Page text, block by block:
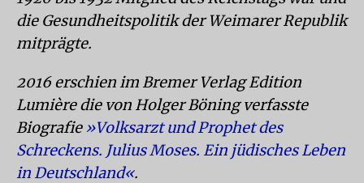
die Gesundheitspolitik der Weimarer Republik
mitprägte.
2016 erschien im Bremer Verlag Edition
Lumière die von Holger Böning verfasste
Biografie»Volksarzt und Prophet des
Schreckens. Julius Moses. Ein jüdisches Leben
in Deutschland«.